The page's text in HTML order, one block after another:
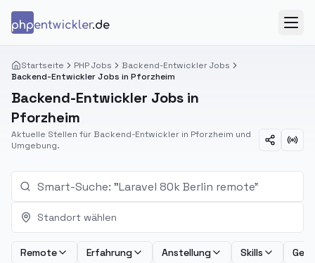
phpentwickler.de
Startseite PHP Jobs
Backend-Entwickler Jobs
Backend-Entwickler Jobs in Pforzheim
Backend-Entwickler Jobs in
Pforzheim
Aktuelle Stellen für Backend-Entwickler in Pforzheim und
Umgebung.
Standort wählen
Remote Erfahrung Anstellung Skills